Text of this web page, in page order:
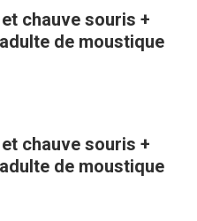
chauve souris +
de moustique
chauve souris +
de moustique